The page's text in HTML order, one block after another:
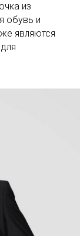
из
обувь и
являются